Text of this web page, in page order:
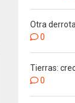
Otra
0
Tierras:
0